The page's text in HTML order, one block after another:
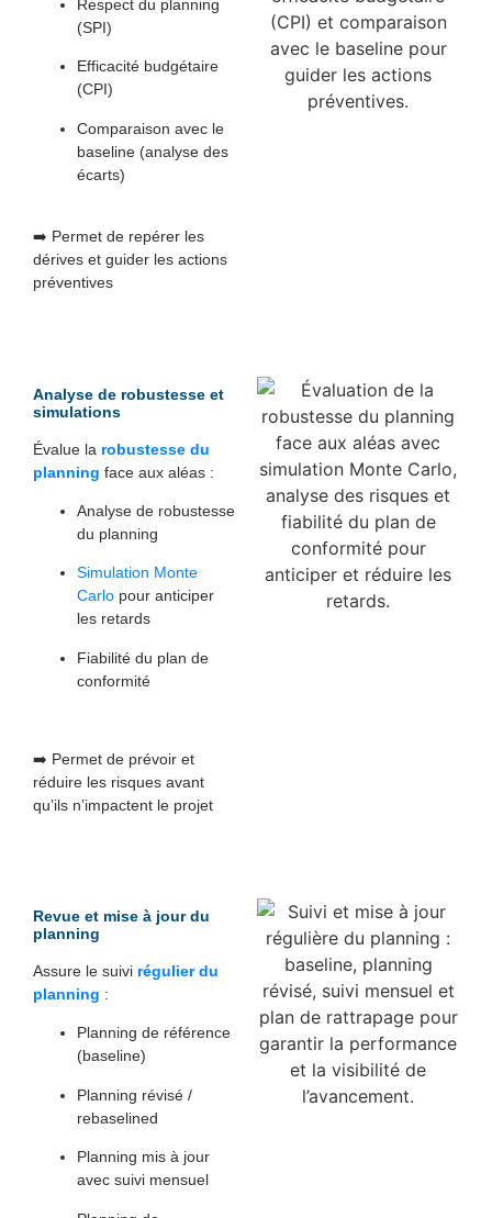
Respect du planning
(SPI)
Efficacité budgétaire
(CPI)
Comparaison avec le
baseline (analyse des
écarts)
➡️ Permet de repérer les
dérives et guider les actions
préventives
Analyse de robustesse et
simulations
Évalue la robustesse du
planning face aux aléas :
Analyse de robustesse
du planning
Simulation Monte
Carlo pour anticiper
les retards
Fiabilité du plan de
conformité
➡️ Permet de prévoir et
réduire les risques avant
qu’ils n’impactent le projet
Revue et mise à jour du
planning
Assure le suivi régulier du
planning :
Planning de référence
(baseline)
Planning révisé /
rebaselined
Planning mis à jour
avec suivi mensuel